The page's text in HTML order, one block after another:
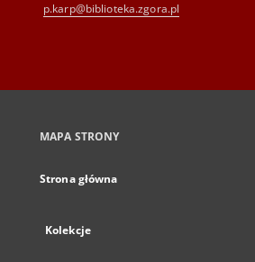
p.karp@biblioteka.zgora.pl
MAPA STRONY
Strona główna
Kolekcje